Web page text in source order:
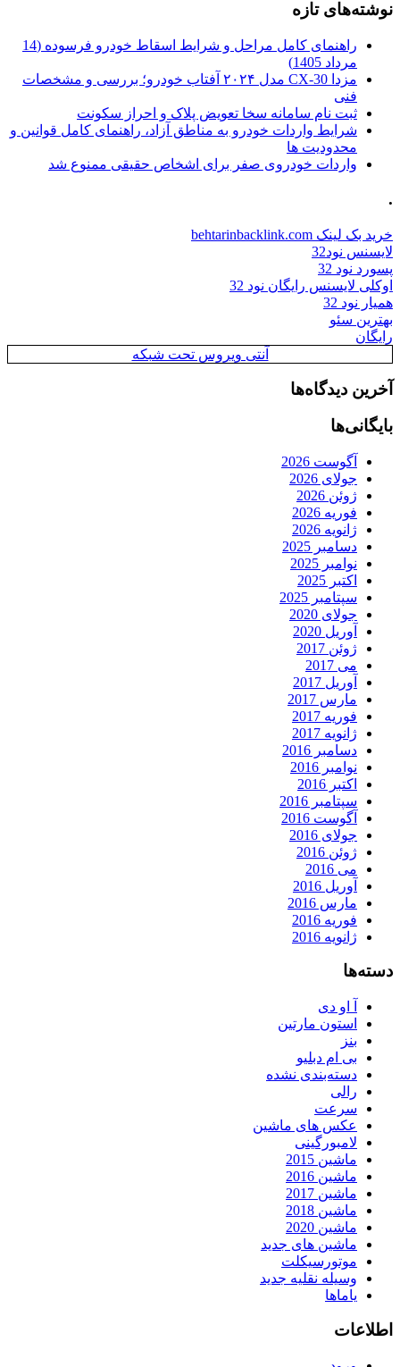
نوشته‌های تازه
راهنمای کامل مراحل و شرایط اسقاط خودرو فرسوده (14
مرداد 1405)
مزدا CX-30 مدل ۲۰۲۴ آفتاب خودرو؛ بررسی و مشخصات
فنی
ثبت نام سامانه سخا تعویض پلاک و احراز سکونت
شرایط واردات خودرو به مناطق آزاد، راهنمای کامل قوانین و
محدودیت ها
واردات خودروی صفر برای اشخاص حقیقی ممنوع شد
.
خرید بک لینک behtarinbacklink.com
لایسنس نود32
پسورد نود 32
اوکلی لایسنس رایگان نود 32
همیار نود 32
بهترین سئو
رایگان
آنتی ویروس تحت شبکه
آخرین دیدگاه‌ها
بایگانی‌ها
آگوست 2026
جولای 2026
ژوئن 2026
فوریه 2026
ژانویه 2026
دسامبر 2025
نوامبر 2025
اکتبر 2025
سپتامبر 2025
جولای 2020
آوریل 2020
ژوئن 2017
می 2017
آوریل 2017
مارس 2017
فوریه 2017
ژانویه 2017
دسامبر 2016
نوامبر 2016
اکتبر 2016
سپتامبر 2016
آگوست 2016
جولای 2016
ژوئن 2016
می 2016
آوریل 2016
مارس 2016
فوریه 2016
ژانویه 2016
دسته‌ها
آ او دی
استون مارتین
بنز
بی ام دبلیو
دسته‌بندی نشده
رالی
سرعت
عکس های ماشین
لامبورگینی
ماشین 2015
ماشین 2016
ماشین 2017
ماشین 2018
ماشین 2020
ماشین های جدید
موتورسیکلت
وسیله نقلیه جدید
یاماها
اطلاعات